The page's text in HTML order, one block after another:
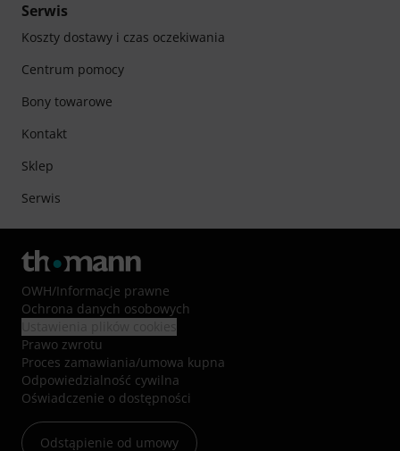
Serwis
Koszty dostawy i czas oczekiwania
Centrum pomocy
Bony towarowe
Kontakt
Sklep
Serwis
OWH/Informacje prawne
Ochrona danych osobowych
Prawo zwrotu
Proces zamawiania/umowa kupna
Odpowiedzialność cywilna
Oświadczenie o dostępności
Odstąpienie od umowy